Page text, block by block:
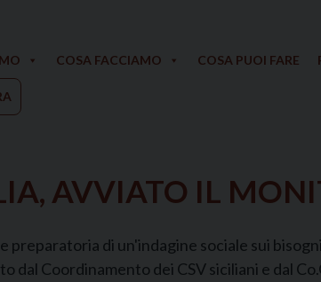
COSA FACCIAMO COSA PUOI FARE
AVVIATO IL
preparatoria di un'indagine sociale sui
dal Coordinamento dei CSV siciliani e dal